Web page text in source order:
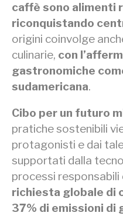
caffè sono alimenti
riconquistando
origini coinvolge
culinarie, con
gastronomiche
sudamericana.
Cibo per un futuro
pratiche sostenibili
protagonisti e dai
supportati dalla
processi responsabili
richiesta globale di
37% di emissioni di